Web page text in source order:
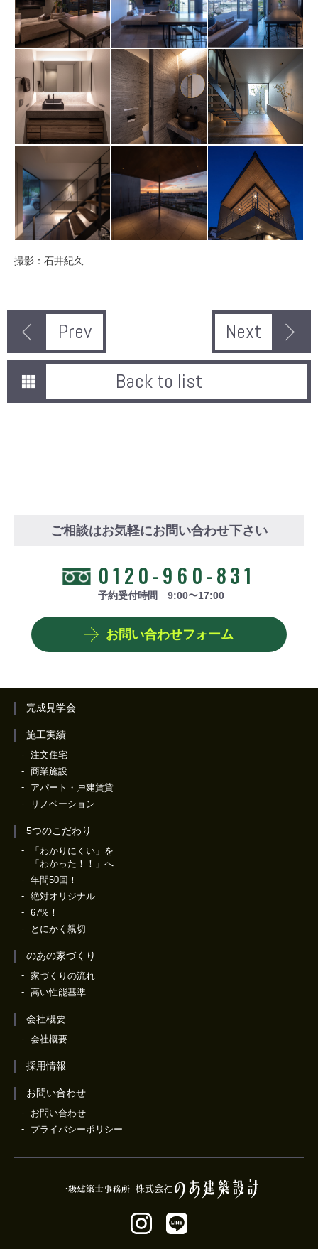
撮影：石井紀久
Prev
Next
Back to list
ご相談はお気軽にお問い合わせ下さい
0120-960-831
予約受付時間 9:00〜17:00
お問い合わせフォーム
完成見学会
施工実績
注文住宅
商業施設
アパート・戸建賃貸
リノベーション
5つのこだわり
「わかりにくい」を
「わかった！！」へ
年間50回！
絶対オリジナル
67%！
とにかく親切
のあの家づくり
家づくりの流れ
高い性能基準
会社概要
会社概要
採用情報
お問い合わせ
お問い合わせ
プライバシーポリシー